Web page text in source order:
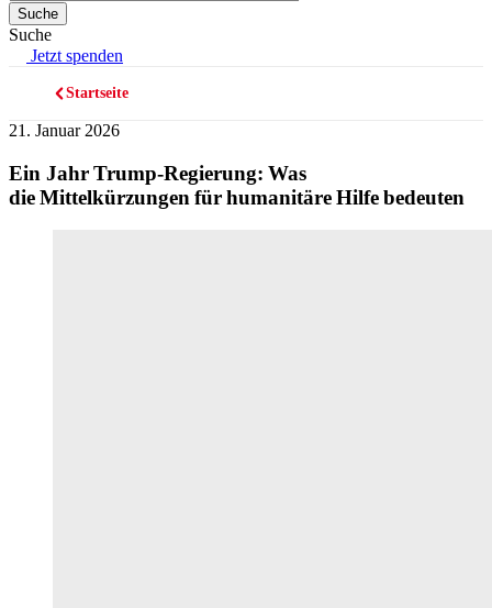
Suche
Jetzt spenden
Pfadnavigation
Startseite
21. Januar 2026
Ein Jahr Trump-Regierung: Was
die Mittelkürzungen für humanitäre Hilfe bedeuten